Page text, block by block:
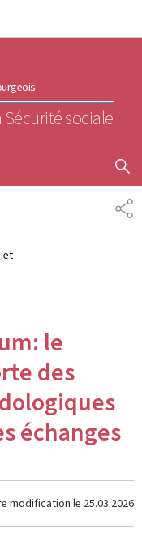
Sécurité sociale
et
le
des
échanges
modification le 25.03.2026